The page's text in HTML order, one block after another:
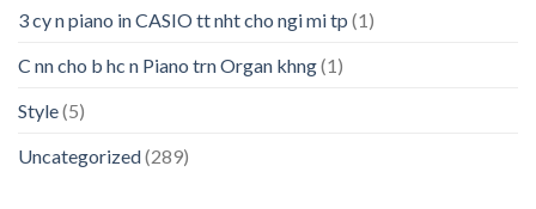
3 cy n piano in CASIO tt nht cho ngi mi tp (1)
C nn cho b hc n Piano trn Organ khng(1)
Style(5)
Uncategorized(289)